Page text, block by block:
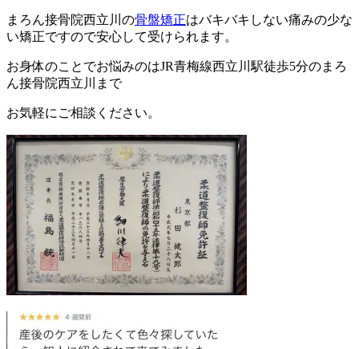
まろん接骨院西立川の骨盤矯正はバキバキしない痛みの少な
い矯正ですので安心して受けられます。
お身体のことでお悩みのはJR青梅線西立川駅徒歩5分のまろ
ん接骨院西立川まで
お気軽にご相談ください。